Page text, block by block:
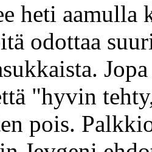
heti
odottaa
"hyvin
pois.